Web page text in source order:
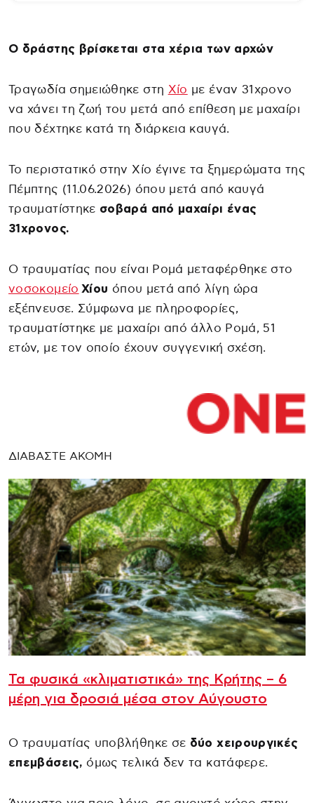
Ο δράστης βρίσκεται στα χέρια των αρχών
Τραγωδία σημειώθηκε στη Χίο με έναν 31χρονο
να χάνει τη ζωή του μετά από επίθεση με μαχαίρι
που δέχτηκε κατά τη διάρκεια καυγά.
Το περιστατικό στην Χίο έγινε τα ξημερώματα της
Πέμπτης (11.06.2026) όπου μετά από καυγά
τραυματίστηκε σοβαρά από μαχαίρι ένας
31χρονος.
Ο τραυματίας που είναι Ρομά μεταφέρθηκε στο
νοσοκομείο Χίου όπου μετά από λίγη ώρα
εξέπνευσε. Σύμφωνα με πληροφορίες,
τραυματίστηκε με μαχαίρι από άλλο Ρομά, 51
ετών, με τον οποίο έχουν συγγενική σχέση.
ΔΙΑΒΑΣΤΕ ΑΚΟΜΗ
Τα φυσικά «κλιματιστικά» της Κρήτης – 6
μέρη για δροσιά μέσα στον Αύγουστο
Ο τραυματίας υποβλήθηκε σε δύο χειρουργικές
επεμβάσεις, όμως τελικά δεν τα κατάφερε.